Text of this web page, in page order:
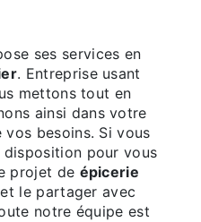
ses services en
. Entreprise usant
mettons tout en
ainsi dans votre
vos besoins. Si vous
disposition pour vous
projet de épicerie
le partager avec
notre équipe est